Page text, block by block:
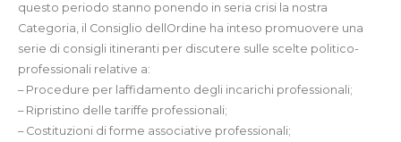
questo periodo stanno ponendo in seria crisi la nostra
Categoria, il Consiglio dellOrdine ha inteso promuovere una
serie di consigli itineranti per discutere sulle scelte politico-
professionali relative a:
– Procedure per laffidamento degli incarichi professionali;
– Ripristino delle tariffe professionali;
– Costituzioni di forme associative professionali;